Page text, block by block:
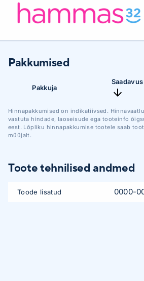
Pakkumised
Pakkuja
Saadavus
Hinnapakkumised on indikatiivsed.
vastuta hindade, laoseisude ega tooteinfo
eest. Lõpliku hinnapakkumise tootele saab
müüjalt.
Toote tehnilised andmed
Toode lisatud 0000-